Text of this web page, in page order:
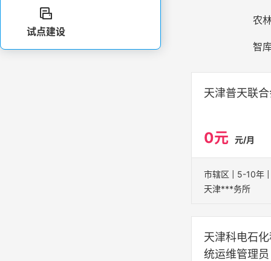

试点建设
农
智
天津普天联
0元 元/月
天津***务所
天津科电石
统运维管理员